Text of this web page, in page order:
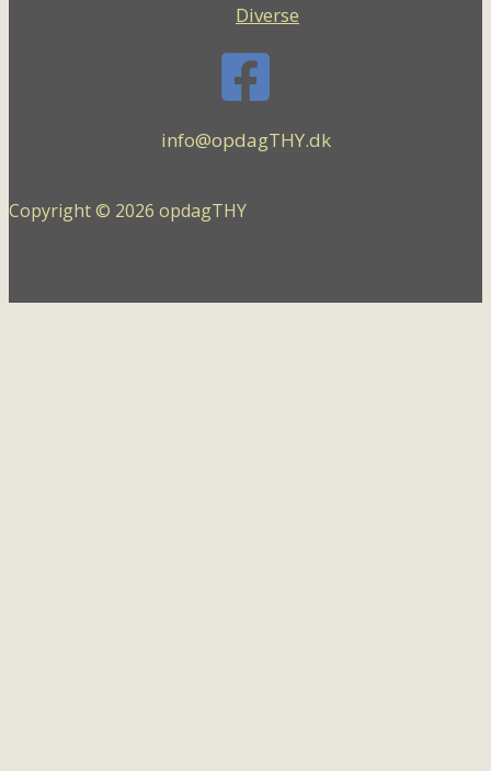
Diverse
info@opdagTHY.dk
Copyright © 2026 opdagTHY